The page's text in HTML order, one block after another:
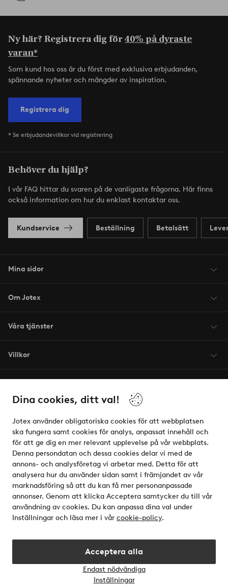
Dina cookies, ditt val!
Jotex använder obligatoriska cookies för att webbplatsen
ska fungera samt cookies för analys, anpassat innehåll och
för att ge dig en mer relevant upplevelse på vår webbplats.
Denna persondatan och dessa cookies delar vi med de
annons- och analysföretag vi arbetar med. Detta för att
analysera hur du använder sidan samt i främjandet av vår
marknadsföring så att du kan få mer personanpassade
annonser. Genom att klicka Acceptera samtycker du till vår
användning av cookies. Du kan anpassa dina val under
Inställningar och läsa mer i vår cookie-policy.
Acceptera alla
Endast nödvändiga
Inställningar
Ny här? Registrera dig för40% på dyraste
varan*
Som kund hos oss är du först med exklusiva erbjudanden,
spännande nyheter och mängder av inspiration.
Registrera dig
* Se erbjudandevillkor vid registrering
Behöver du hjälp?
I vår FAQ hittar du svaren på de vanligaste frågorna. Här finns
också information om hur du enklast kontaktar oss.
Kundservice Beställning Betalsätt
Mina sidor
Om Jotex
Våra tjänster
Villkor
Säkra betalningar - Betala direkt eller dela upp
Vill du veta mer om våra betalalternativ?
elpy